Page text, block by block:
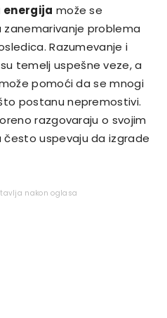
energija može se
zanemarivanje problema
Razumevanje i
temelj uspešne veze, a
pomoći da se mnogi
postanu nepremostivi.
razgovaraju o svojim
uspevaju da izgrade
nakon oglasa